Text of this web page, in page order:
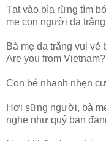
Tạt vào bìa rừng tìm
mẹ con người da
Bà mẹ da trắng vui vẻ
Are you from Vietnam?
Con bé nhanh nhẹn
Hơi sững người, bà
nghe như quý bạn